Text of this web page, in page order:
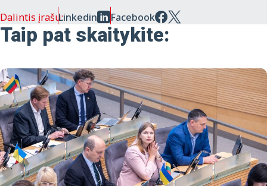
Dalintis įrašu:Linkedin Facebook
Taip pat skaitykite: